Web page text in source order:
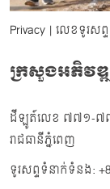
Privacy | លេខទូរសព្
ក្រសួងអភិវ
ដីឡូត៍លេខ ៧៧១-៧៧៣
រាជធានីភ្នំពេញ
ទូរសព្ទទំនាក់ទំនង: